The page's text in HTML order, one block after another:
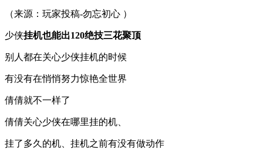
（来源：玩家投稿-勿忘初心 ）
少侠挂机也能出120绝技三花聚顶
别人都在关心少侠挂机的时候
有没有在悄悄努力惊艳全世界
倩倩就不一样了
倩倩关心少侠在哪里挂的机、
挂了多久的机、挂机之前有没有做动作